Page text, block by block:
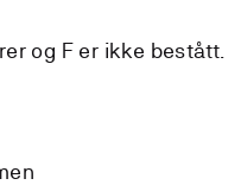
og F er ikke bestått.